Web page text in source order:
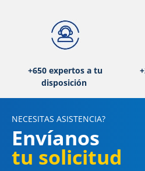
+650 expertos a tu
disposición
NECESITAS ASISTENCIA?
Envíanos
tu solicitud